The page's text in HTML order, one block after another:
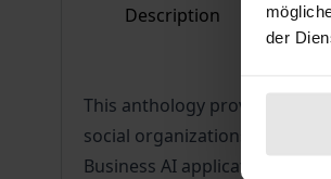
der
Description
This anthology provides an
social organizations. The
Business AI applications in